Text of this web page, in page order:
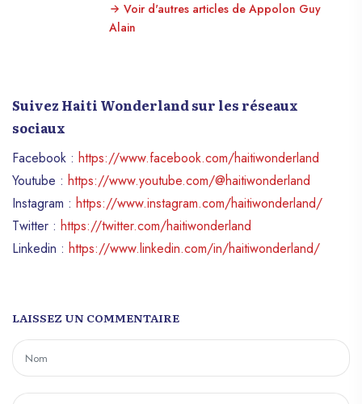
Voir d'autres articles de Appolon Guy
Alain
Suivez Haiti Wonderland sur les réseaux
sociaux
Facebook : https://www.facebook.com/haitiwonderland
Youtube : https://www.youtube.com/@haitiwonderland
Instagram : https://www.instagram.com/haitiwonderland/
Twitter : https://twitter.com/haitiwonderland
Linkedin : https://www.linkedin.com/in/haitiwonderland/
LAISSEZ UN COMMENTAIRE